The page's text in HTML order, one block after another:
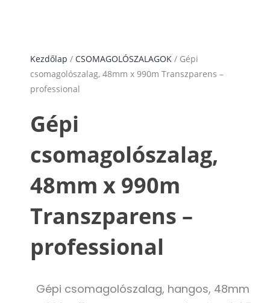
Kezdőlap / CSOMAGOLÓSZALAGOK / Gépi
csomagolószalag, 48mm x 990m Transzparens –
professional
Gépi
csomagolószalag,
48mm x 990m
Transzparens –
professional
Gépi csomagolószalag, hangos, 48mm